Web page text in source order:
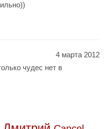
4 марта 2012
чудес нет в